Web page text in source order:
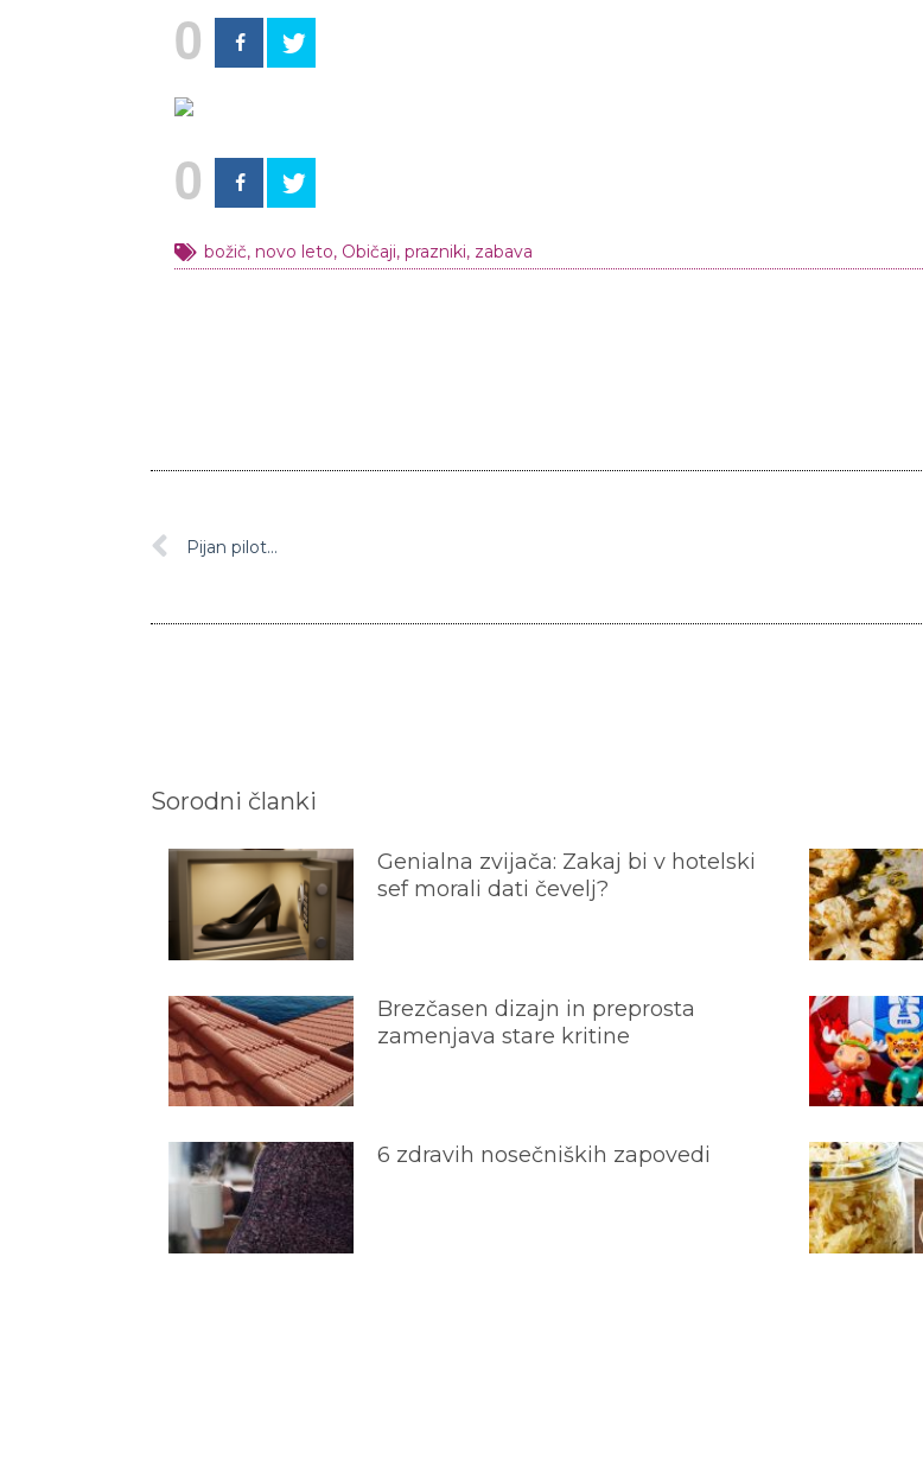
0
0
božič, novo leto, Običaji, prazniki, zabava
Pijan pilot…
Sorodni članki
Genialna zvijača: Zakaj bi v hotelski
sef morali dati čevelj?
Brezčasen dizajn in preprosta
zamenjava stare kritine
6 zdravih nosečniških zapovedi